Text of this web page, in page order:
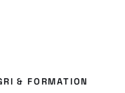
& FORMATION